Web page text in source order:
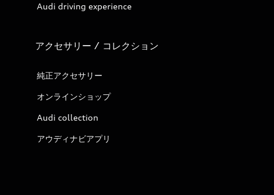
Audi driving experience
アクセサリー / コレクション
純正アクセサリー
オンラインショップ
Audi collection
アウディナビアプリ